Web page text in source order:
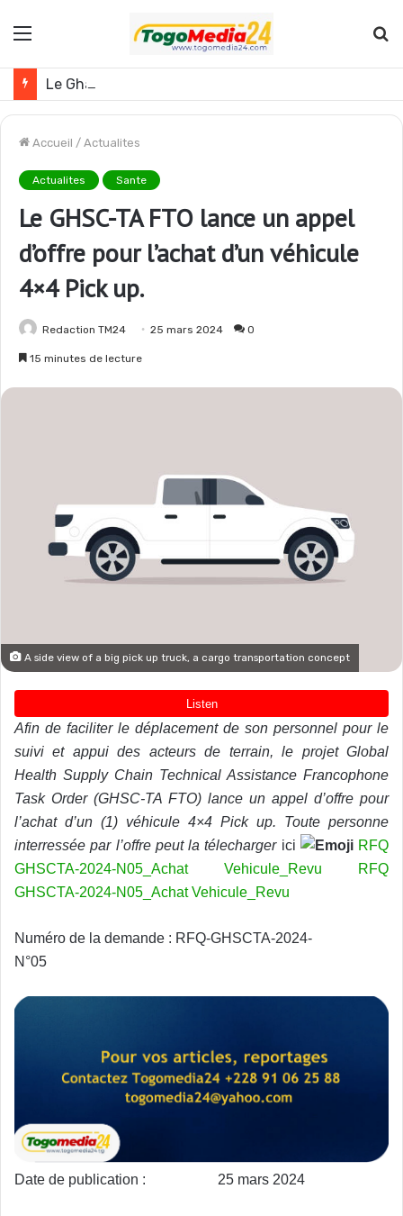
Menu
Le Ghana envisage des réformes politiques
Accueil / Actualites
Actualites Sante
Le GHSC-TA FTO lance un appel
d’offre pour l’achat d’un véhicule
4×4 Pick up.
Redaction TM24 25 mars 2024 0
15 minutes de lecture
A side view of a big pick up truck, a cargo transportation concept
Afin de faciliter le déplacement de son personnel pour le
suivi et appui des acteurs de terrain, le projet Global
Health Supply Chain Technical Assistance Francophone
Task Order (GHSC-TA FTO) lance un appel d’offre pour
l’achat d’un (1) véhicule 4×4 Pick up. Toute personne
interressée par l’offre peut la télechargerici
RFQ
GHSCTA-2024-N05_Achat Vehicule_Revu
RFQ
GHSCTA-2024-N05_Achat Vehicule_Revu
Numéro de la demande : RFQ-GHSCTA-2024-
N°05
Date de publication : 25 mars 2024